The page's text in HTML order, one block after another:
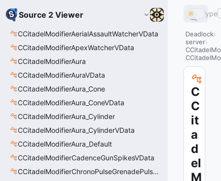
Source 2 Viewer
CCitadelModifierAerialAssaultWatcherVData
CCitadelModifierApexWatcherVData
CCitadelModifierAura
CCitadelModifierAuraVData
CCitadelModifierAura_Cone
CCitadelModifierAura_ConeVData
CCitadelModifierAura_Cylinder
CCitadelModifierAura_CylinderVData
CCitadelModifierAura_Default
CCitadelModifierCadenceGunSpikesVData
CCitadelModifierChronoPulseGrenadePulseAreaVData
Type
Deadlock
server
C
C
it
a
d
el
M